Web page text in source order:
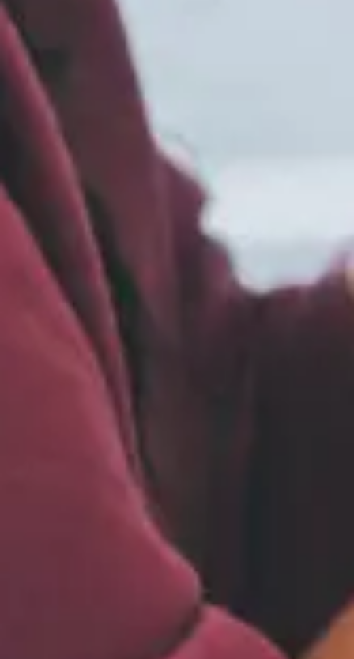
Cost per mille även kallat Cost per thousand,
begreppet anger kostnaden för tusen visningar av
en annons.
CRM
Customer Relationship Management innebär kort
och gott: kundvård. Det omfattar styrning,
organisering och administration av kunder och
kundrelationer i ett företag.
CTA
Call To Action är åtgärden du vill att en besökare
ska utföra till exempel köpa, boka eller ladda ner.
Click Throught Tate (klickfrekvens) är ett mätvärde
för hur ofta någon som ser din annons även klickar
på den. CTR räknas ut genom att dela antalet
visningar med antalet klick.
Direct to consumer - En ökande trend där företag
går direkt till konsument utan några mellanled, i
form av återförsäljare, distributörer eller liknande.
Ett sätt att skapa engagemang och motivation
genom att jobba med speltekniker, används oftast i
en app eller på en webbsida. Det kan vara